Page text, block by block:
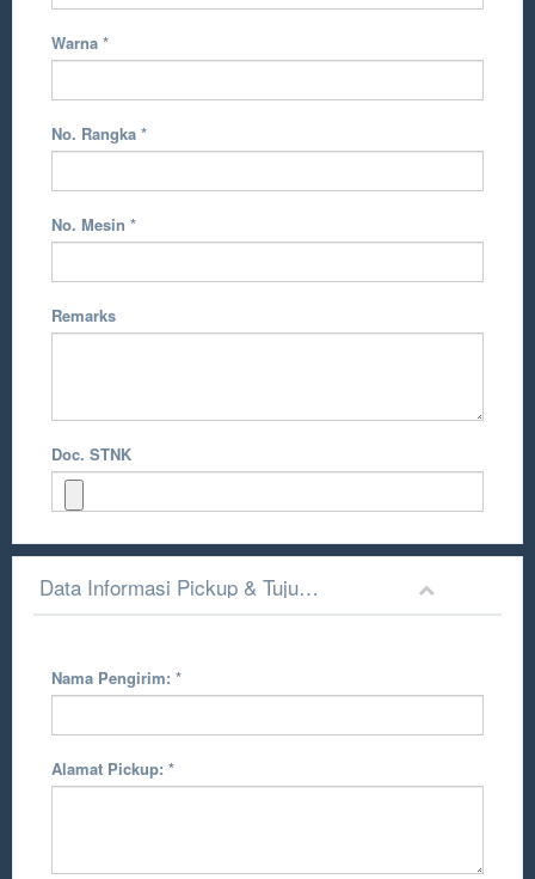
Warna *
No. Rangka *
No. Mesin *
Remarks
Doc. STNK
Data Informasi Pickup & Tujuan Pengiriman
Nama Pengirim: *
Alamat Pickup: *